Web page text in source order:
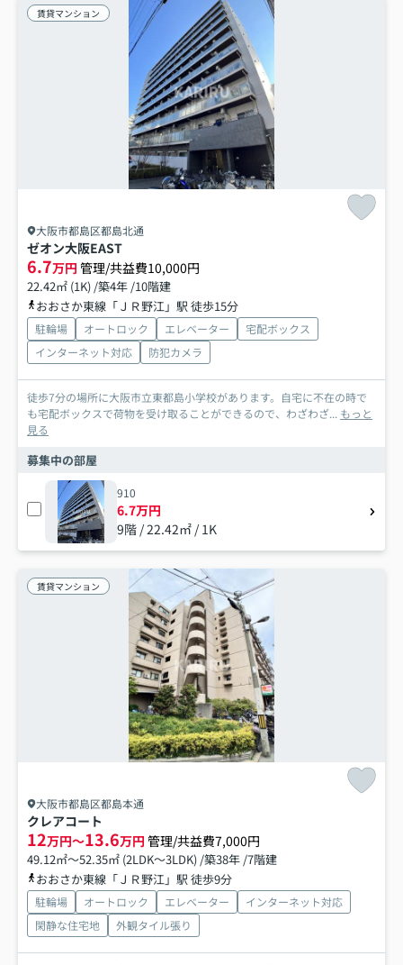
賃貸マンション
大阪市都島区都島北通
ゼオン大阪EAST
6.7万円 管理/共益費10,000円
22.42㎡ (1K) /築4年 /10階建
おおさか東線「ＪＲ野江」駅 徒歩15分
駐輪場 オートロック エレベーター
宅配ボックス
インターネット対応
防犯カメラ
徒歩7分の場所に大阪市立東都島小学校があります。自宅に不在の時で
も宅配ボックスで荷物を受け取ることができるので、わざわざ... もっと
見る
募集中の部屋
910
6.7万円
9階 / 22.42㎡ / 1K
賃貸マンション
大阪市都島区都島本通
クレアコート
12万円～13.6万円 管理/共益費7,000円
49.12㎡～52.35㎡ (2LDK～3LDK) /築38年 /7階建
おおさか東線「ＪＲ野江」駅 徒歩9分
駐輪場 オートロック エレベーター
インターネット対応
閑静な住宅地
外観タイル張り